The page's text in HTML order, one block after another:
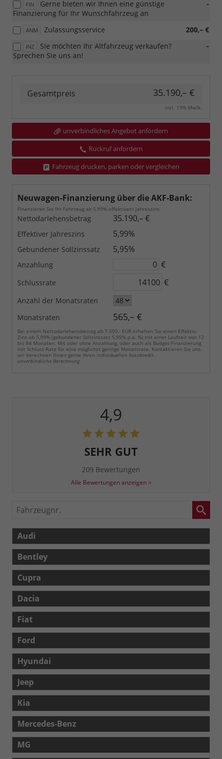
FIN -
Gerne bieten wir Ihnen eine günstige
Finanzierung für Ihr Wunschfahrzeug an
ANM 200,– €
Zulassungsservice
INZ -
Sie möchten Ihr Altfahrzeug verkaufen?
Sprechen Sie uns an!
Gesamtpreis 35.190,– €
incl. 19% MwSt.
unverbindliches Angebot anfordern
Rückruf anfordern
Fahrzeug drucken, parken oder vergleichen
Neuwagen-Finanzierung über die AKF-Bank:
Finanzieren Sie Ihr Fahrzeug ab 5,99% effektivem Jahreszins
Nettodarlehensbetrag 35.190,– €
Effektiver Jahreszins 5,99%
Gebundener Sollzinssatz 5,95%
Anzahlung €
Schlussrate €
Anzahl der Monatsraten
Monatsraten
565,– €
Bei einem Nettodarlehensbetrag ab 7.500,- EUR erhalten Sie einen Effektiv-
Zins ab 5,99% (gebundener Sollzinssatz 5,95% p.a. %) mit einer Laufzeit von 12
bis 84 Monaten. Mit oder ohne Anzahlung, oder auch als Budget-Finanzierung
mit Schluss-Rate für eine möglichst geringe Monatsrate. Kontaktieren Sie uns,
wir berechnen Ihnen gerne Ihren individuellen Autokredit.
unverbindliche Berechnung
4,9
SEHR GUT
209 Bewertungen
Alle Bewertungen anzeigen >
Fahrzeugnr.
Audi
Bentley
Cupra
Dacia
Fiat
Ford
Hyundai
Jeep
Kia
Mercedes-Benz
MG